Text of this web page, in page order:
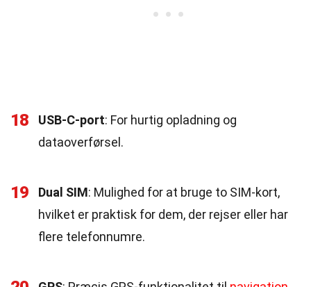
18 USB-C-port: For hurtig opladning og
dataoverførsel.
19 Dual SIM: Mulighed for at bruge to SIM-kort,
hvilket er praktisk for dem, der rejser eller har
flere telefonnumre.